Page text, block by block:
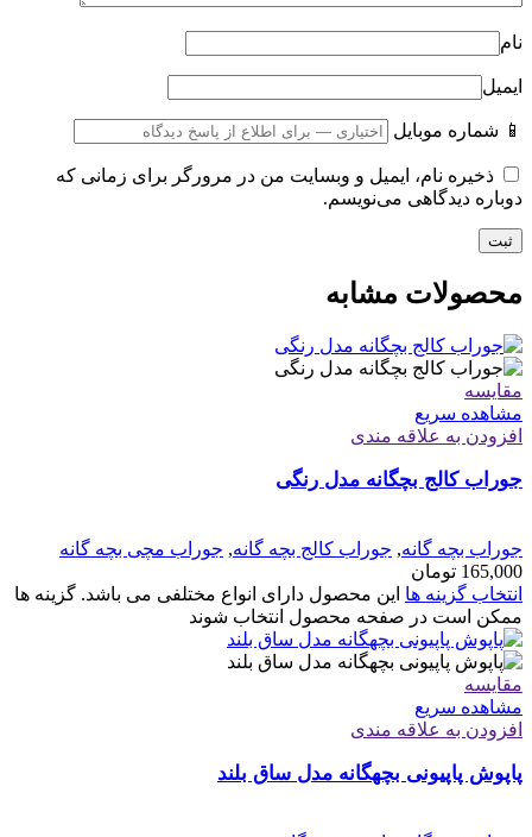
نام
ایمیل
📱 شماره موبایل
ذخیره نام، ایمیل و وبسایت من در مرورگر برای زمانی که
دوباره دیدگاهی می‌نویسم.
محصولات مشابه
مقایسه
مشاهده سریع
افزودن به علاقه مندی
جوراب کالج بچگانه مدل رنگی
جوراب بچه گانه, جوراب کالج بچه گانه, جوراب مچی بچه گانه
165,000 تومان
انتخاب گزینه ها این محصول دارای انواع مختلفی می باشد. گزینه ها
ممکن است در صفحه محصول انتخاب شوند
مقایسه
مشاهده سریع
افزودن به علاقه مندی
پاپوش پاپیونی بچهگانه مدل ساق بلند